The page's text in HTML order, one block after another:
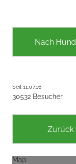
Nach
Seit 11.07.16
30532 Besucher.
Zurück
Map